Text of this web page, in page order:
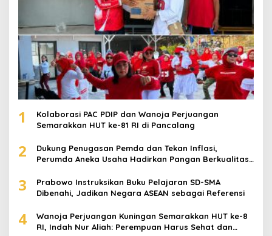
1
Kolaborasi PAC PDIP dan Wanoja Perjuangan
Semarakkan HUT ke-81 RI di Pancalang
2
Dukung Penugasan Pemda dan Tekan Inflasi,
Perumda Aneka Usaha Hadirkan Pangan Berkualitas
3
Prabowo Instruksikan Buku Pelajaran SD-SMA
Dibenahi, Jadikan Negara ASEAN sebagai Referensi
4
Wanoja Perjuangan Kuningan Semarakkan HUT ke-8
RI, Indah Nur Aliah: Perempuan Harus Sehat dan